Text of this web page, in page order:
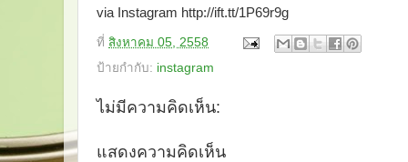
via Instagram http://ift.tt/1P69r9g
ที่ สิงหาคม 05, 2558
ป้ายกำกับ: instagram
ไม่มีความคิดเห็น:
แสดงความคิดเห็น